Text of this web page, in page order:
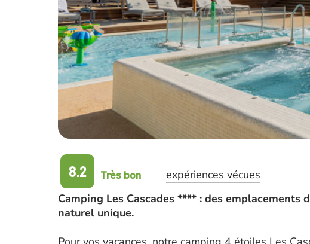
8.2 Très bon
expériences vécues
Camping Les Cascades **** : des emplacements
naturel unique.